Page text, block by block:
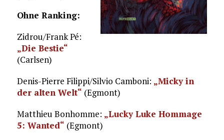
Ohne Ranking:
Zidrou/Frank Pé:
„Die Bestie“
(Carlsen)
Denis-Pierre Filippi/Silvio Camboni: „Micky in
der alten Welt“ (Egmont)
Matthieu Bonhomme: „Lucky Luke Hommage
5: Wanted“ (Egmont)